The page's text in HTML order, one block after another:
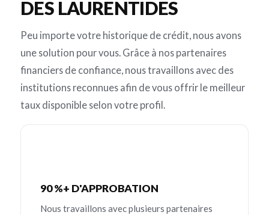
DES LAURENTIDES
Peu importe votre historique de crédit, nous avons
une solution pour vous. Grâce à nos partenaires
financiers de confiance, nous travaillons avec des
institutions reconnues afin de vous offrir le meilleur
taux disponible selon votre profil.
90 %+ D'APPROBATION
Nous travaillons avec plusieurs partenaires